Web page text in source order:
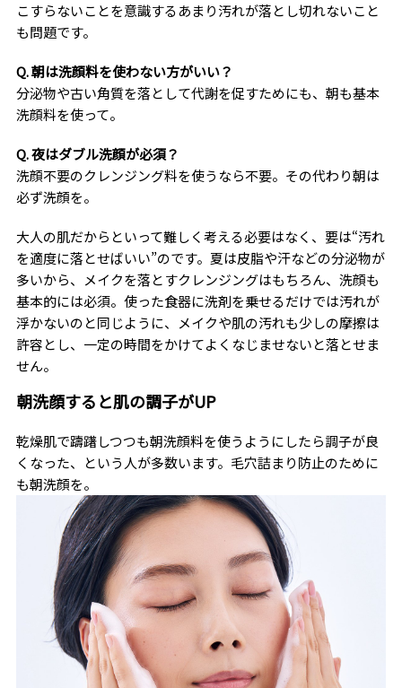
こすらないことを意識するあまり汚れが落とし切れないこと
も問題です。
Q. 朝は洗顔料を使わない方がいい？
分泌物や古い角質を落として代謝を促すためにも、朝も基本
洗顔料を使って。
Q. 夜はダブル洗顔が必須？
洗顔不要のクレンジング料を使うなら不要。その代わり朝は
必ず洗顔を。
大人の肌だからといって難しく考える必要はなく、要は“汚れ
を適度に落とせばいい”のです。夏は皮脂や汗などの分泌物が
多いから、メイクを落とすクレンジングはもちろん、洗顔も
基本的には必須。使った食器に洗剤を乗せるだけでは汚れが
浮かないのと同じように、メイクや肌の汚れも少しの摩擦は
許容とし、一定の時間をかけてよくなじませないと落とせま
せん。
朝洗顔すると肌の調子がUP
乾燥肌で躊躇しつつも朝洗顔料を使うようにしたら調子が良
くなった、という人が多数います。毛穴詰まり防止のために
も朝洗顔を。